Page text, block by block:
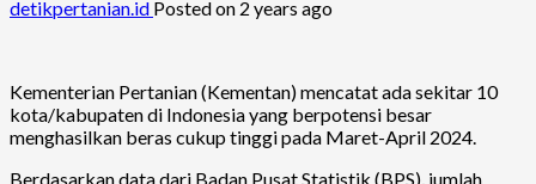
detikpertanian.id Posted on 2 years ago
Kementerian Pertanian (Kementan) mencatat ada sekitar 10
kota/kabupaten di Indonesia yang berpotensi besar
menghasilkan beras cukup tinggi pada Maret-April 2024.
Berdasarkan data dari Badan Pusat Statistik (BPS), jumlah